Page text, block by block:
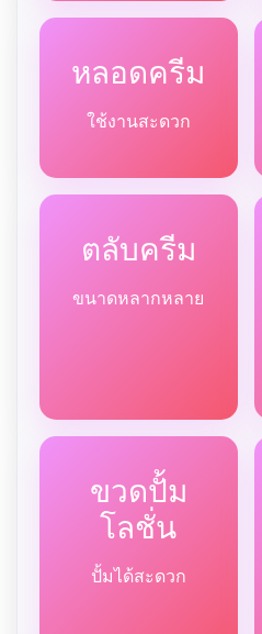
หลอดครีม
ใช้งานสะดวก
ตลับครีม
ขนาดหลากหลาย
ขวดปั้ม
โลชั่น
ปั้มได้สะดวก